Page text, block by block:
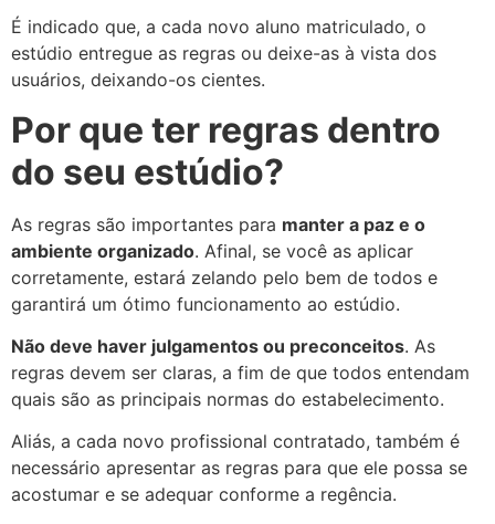
É indicado que, a cada novo aluno matriculado, o
estúdio entregue as regras ou deixe-as à vista dos
usuários, deixando-os cientes.
Por que ter regras dentro
do seu estúdio?
As regras são importantes para manter a paz e o
ambiente organizado. Afinal, se você as aplicar
corretamente, estará zelando pelo bem de todos e
garantirá um ótimo funcionamento ao estúdio.
Não deve haver julgamentos ou preconceitos. As
regras devem ser claras, a fim de que todos entendam
quais são as principais normas do estabelecimento.
Aliás, a cada novo profissional contratado, também é
necessário apresentar as regras para que ele possa se
acostumar e se adequar conforme a regência.